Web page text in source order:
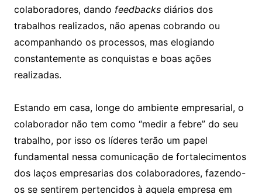
colaboradores, dando feedbacksdiários dos
trabalhos realizados, não apenas cobrando ou
acompanhando os processos, mas elogiando
constantemente as conquistas e boas ações
realizadas.
Estando em casa, longe do ambiente empresarial, o
colaborador não tem como “medir a febre” do seu
trabalho, por isso os líderes terão um papel
fundamental nessa comunicação de fortalecimentos
dos laços empresarias dos colaboradores, fazendo-
os se sentirem pertencidos à aquela empresa em